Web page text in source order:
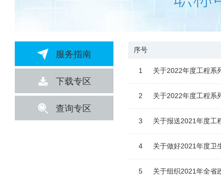
服务指南
下载专区
查询专区
序号
1 关于2022年度工程系
2 关于2022年度工程系
3 关于报送2021年度工
4 关于做好2021年度卫
5 关于组织2021年全省